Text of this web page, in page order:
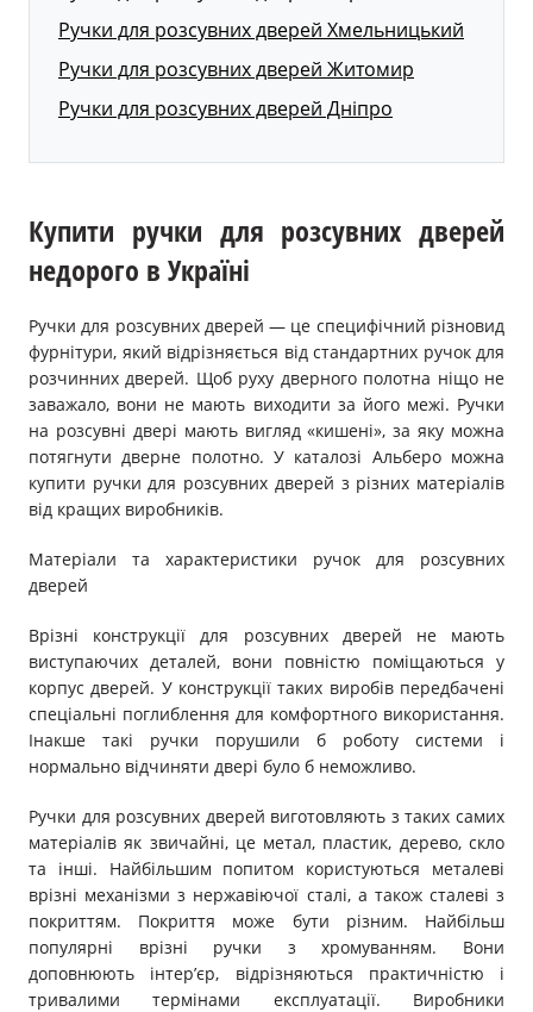
Ручки для розсувних дверей Хмельницький
Ручки для розсувних дверей Житомир
Ручки для розсувних дверей Дніпро
Купити ручки для розсувних дверей
недорого в Україні
Ручки для розсувних дверей — це специфічний різновид
фурнітури, який відрізняється від стандартних ручок для
розчинних дверей. Щоб руху дверного полотна ніщо не
заважало, вони не мають виходити за його межі. Ручки
на розсувні двері мають вигляд «кишені», за яку можна
потягнути дверне полотно. У каталозі Альберо можна
купити ручки для розсувних дверей з різних матеріалів
від кращих виробників.
Матеріали та характеристики ручок для розсувних
дверей
Врізні конструкції для розсувних дверей не мають
виступаючих деталей, вони повністю поміщаються у
корпус дверей. У конструкції таких виробів передбачені
спеціальні поглиблення для комфортного використання.
Інакше такі ручки порушили б роботу системи і
нормально відчиняти двері було б неможливо.
Ручки для розсувних дверей виготовляють з таких самих
матеріалів як звичайні, це метал, пластик, дерево, скло
та інші. Найбільшим попитом користуються металеві
врізні механізми з нержавіючої сталі, а також сталеві з
покриттям. Покриття може бути різним. Найбільш
популярні врізні ручки з хромуванням. Вони
доповнюють інтер’єр, відрізняються практичністю і
тривалими термінами експлуатації. Виробники